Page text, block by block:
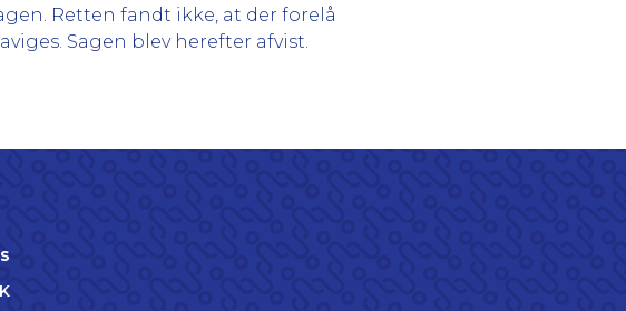
Retten fandt ikke, at der forelå
Sagen blev herefter afvist.